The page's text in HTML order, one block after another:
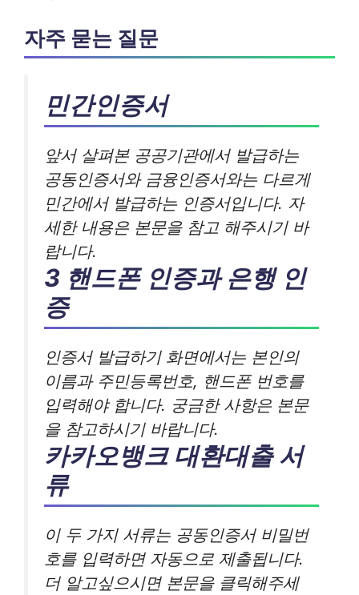
자주 묻는 질문
민간인증서
앞서 살펴본 공공기관에서 발급하는
공동인증서와 금융인증서와는 다르게
민간에서 발급하는 인증서입니다. 자
세한 내용은 본문을 참고 해주시기 바
랍니다.
3 핸드폰 인증과 은행 인
증
인증서 발급하기 화면에서는 본인의
이름과 주민등록번호, 핸드폰 번호를
입력해야 합니다. 궁금한 사항은 본문
을 참고하시기 바랍니다.
카카오뱅크 대환대출 서
류
이 두 가지 서류는 공동인증서 비밀번
호를 입력하면 자동으로 제출됩니다.
더 알고싶으시면 본문을 클릭해주세